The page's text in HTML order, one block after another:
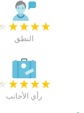
★
★
★
★
النطق
★
★
★
★
رأي الأجانب